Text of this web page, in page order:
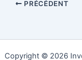
PRÉCÉDENT
Copyright © 2026